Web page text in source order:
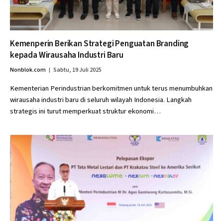
Kemenperin Berikan Strategi Penguatan Branding
kepada Wirausaha Industri Baru
Nonblok.com Sabtu, 19 Juli 2025
Kementerian Perindustrian berkomitmen untuk terus menumbuhkan
wirausaha industri baru di seluruh wilayah Indonesia. Langkah
strategis ini turut memperkuat struktur ekonomi…